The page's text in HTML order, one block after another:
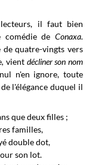
il faut bien
comédie de Conaxa.
de quatre-vingts vers
,vient décliner son nom
n'en ignore, toute
l'élégance duquel il
quedeux filles ;
familles,
double dot,
son lot.